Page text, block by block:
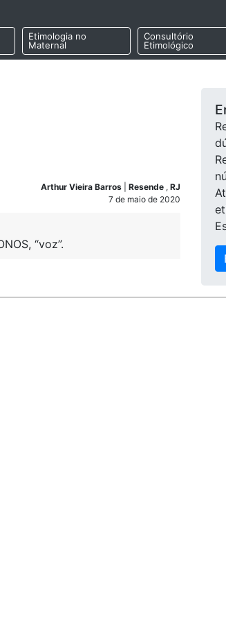
Etimologia no
Maternal
Consultório
Etimológico
Arthur Vieira Barros Resende , RJ
7 de maio de 2020
“voz”.